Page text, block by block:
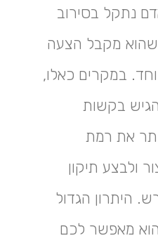
נתקל בסירוב
מקבל הצעה
במקרים כאלו,
בקשות
את רמת
ולבצע תיקון
היתרון הגדול
מאפשר לכם